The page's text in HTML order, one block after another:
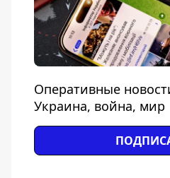
Оперативные
Украина, война, мир